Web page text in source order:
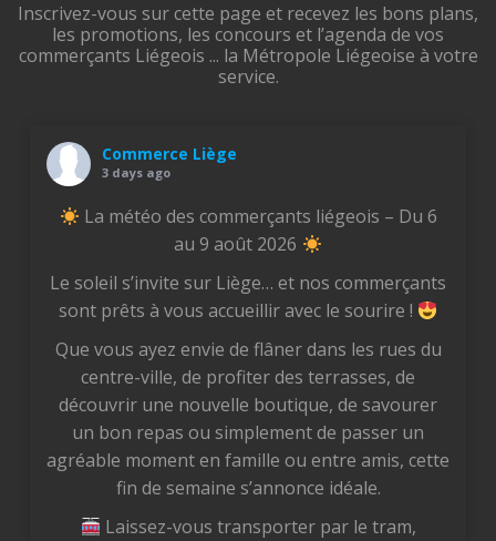
Inscrivez-vous sur cette page et recevez les bons plans,
les promotions, les concours et l’agenda de vos
commerçants Liégeois ... la Métropole Liégeoise à votre
service.
Commerce Liège
3 days ago
La météo des commerçants liégeois – Du 6
au 9 août 2026
Le soleil s’invite sur Liège… et nos commerçants
sont prêts à vous accueillir avec le sourire !
Que vous ayez envie de flâner dans les rues du
centre-ville, de profiter des terrasses, de
découvrir une nouvelle boutique, de savourer
un bon repas ou simplement de passer un
agréable moment en famille ou entre amis, cette
fin de semaine s’annonce idéale.
Laissez-vous transporter par le tram,